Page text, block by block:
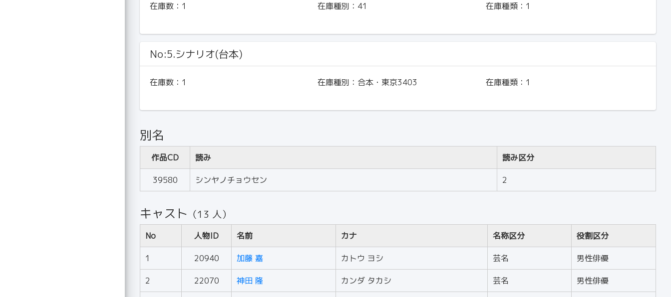
在庫数： 1 在庫種別： 41 在庫種類： 1
No:5.シナリオ(台本)
在庫数： 1 在庫種別： 合本・東京3403 在庫種類： 1
別名
作品CD 読み 読み区分
39580 シンヤノチョウセン 2
キャスト （13 人）
No 人物ID 名前 カナ 名称区分 役割区分
1 20940 加藤 嘉 カトウ ヨシ 芸名 男性俳優
2 22070 神田 隆 カンダ タカシ 芸名 男性俳優